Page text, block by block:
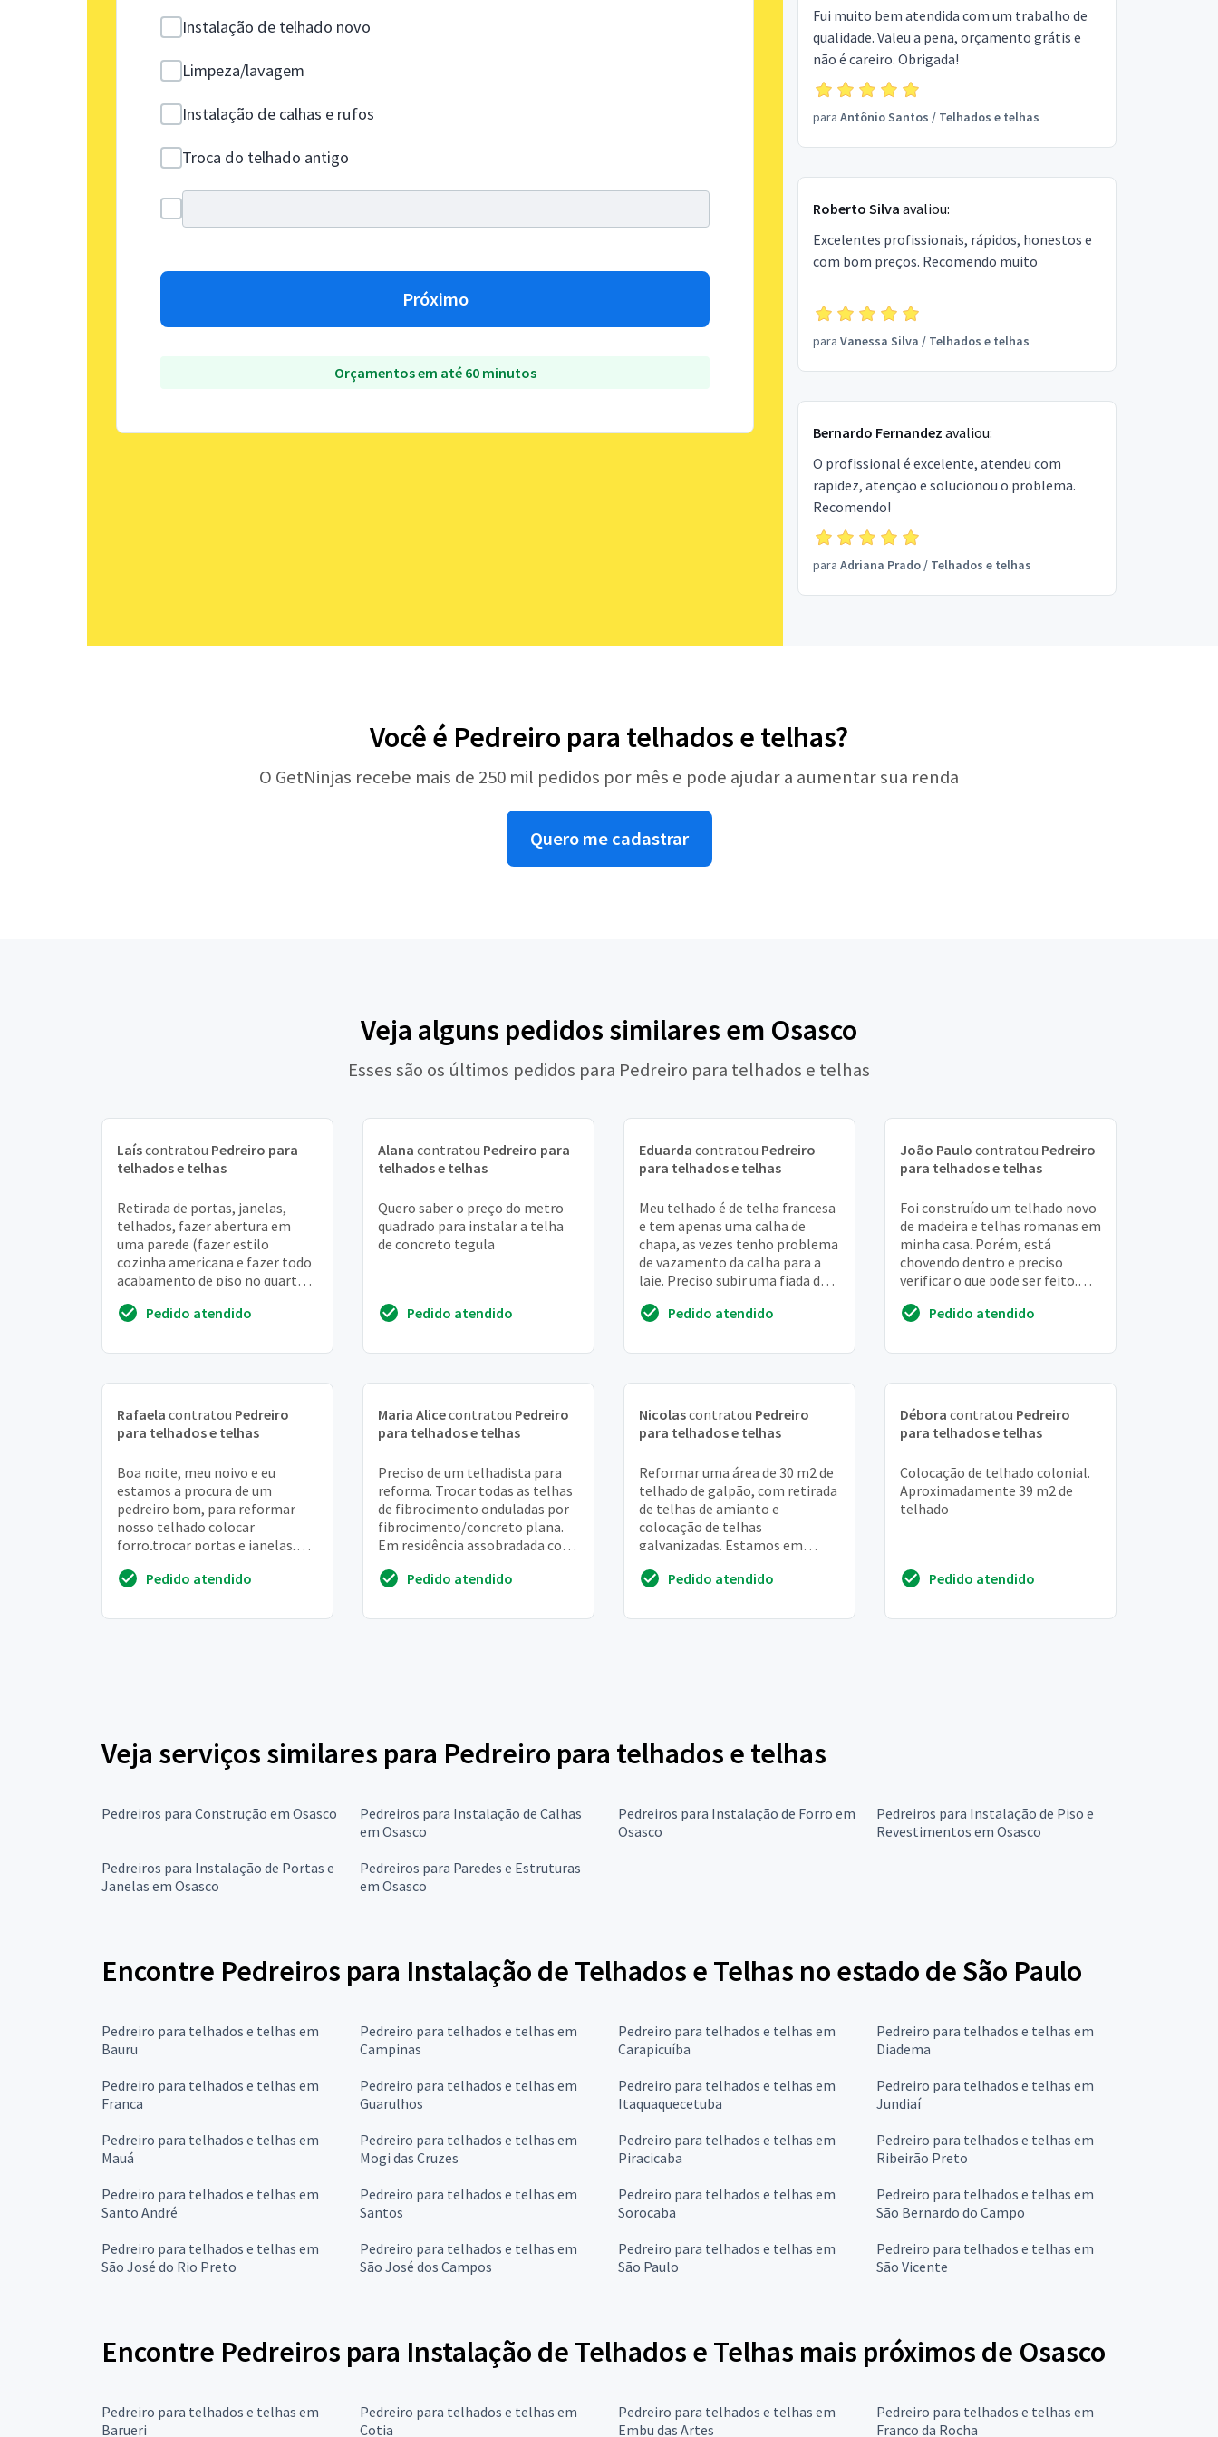
Instalação de telhado novo
Limpeza/lavagem
Instalação de calhas e rufos
Troca do telhado antigo
Próximo
Orçamentos em até 60 minutos
Fui muito bem atendida com um trabalho de
qualidade. Valeu a pena, orçamento grátis e
não é careiro. Obrigada!
para Antônio Santos / Telhados e telhas
Roberto Silva avaliou:
Excelentes profissionais, rápidos, honestos e
com bom preços. Recomendo muito
para Vanessa Silva / Telhados e telhas
Bernardo Fernandez avaliou:
O profissional é excelente, atendeu com
rapidez, atenção e solucionou o problema.
Recomendo!
para Adriana Prado/ Telhados e telhas
Você é Pedreiro para telhados e telhas?
O GetNinjas recebe mais de 250 mil pedidos por mês e pode ajudar a aumentar sua renda
Quero me cadastrar
Veja alguns pedidos similares em Osasco
Esses são os últimos pedidos para Pedreiro para telhados e telhas
Laíscontratou Pedreiro para
telhados e telhas
Retirada de portas, janelas,
telhados, fazer abertura em
uma parede (fazer estilo
cozinha americana e fazer todo
acabamento de piso no quarto,
azulejo) banheiro...
Pedido atendido
Alana contratou Pedreiro para
telhados e telhas
Quero saber o preço do metro
quadrado para instalar a telha
de concreto tegula
Pedido atendido
Eduarda contratou Pedreiro
para telhados e telhas
Meu telhado é de telha francesa
e tem apenas uma calha de
chapa, as vezes tenho problema
de vazamento da calha para a
laje. Preciso subir uma fiada de
alvenaria...
Pedido atendido
João Paulo contratou Pedreiro
para telhados e telhas
Foi construído um telhado novo
de madeira e telhas romanas em
minha casa. Porém, está
chovendo dentro e preciso
verificar o que pode ser feito.
alterar a inclina...
Pedido atendido
Rafaela contratou Pedreiro
para telhados e telhas
Boa noite, meu noivo e eu
estamos a procura de um
pedreiro bom, para reformar
nosso telhado colocar
forro,trocar portas e janelas,
azulejos na cozinha. Precisam...
Pedido atendido
Maria Alicecontratou Pedreiro
para telhados e telhas
Preciso de um telhadista para
reforma. Trocar todas as telhas
de fibrocimento onduladas por
fibrocimento/concreto plana.
Em residência assobradada com
metragem ...
Pedido atendido
Nicolascontratou Pedreiro
para telhados e telhas
Reformar uma área de 30 m2 de
telhado de galpão, com retirada
de telhas de amianto e
colocação de telhas
galvanizadas. Estamos em
Pedido atendido
Débora contratou Pedreiro
para telhados e telhas
Colocação de telhado colonial.
Aproximadamente 39 m2 de
telhado
Pedido atendido
Veja serviços similares para Pedreiro para telhados e telhas
Pedreiros para Construção em Osasco
Pedreiros para Instalação de Calhas
em Osasco
Pedreiros para Instalação de Forro em
Osasco
Pedreiros para Instalação de Piso e
Revestimentos em Osasco
Pedreiros para Instalação de Portas e
Janelas em Osasco
Pedreiros para Paredes e Estruturas
em Osasco
Encontre Pedreiros para Instalação de Telhados e Telhas no estado de São Paulo
Pedreiro para telhados e telhas em
Bauru
Pedreiro para telhados e telhas em
Campinas
Pedreiro para telhados e telhas em
Carapicuíba
Pedreiro para telhados e telhas em
Diadema
Pedreiro para telhados e telhas em
Franca
Pedreiro para telhados e telhas em
Guarulhos
Pedreiro para telhados e telhas em
Itaquaquecetuba
Pedreiro para telhados e telhas em
Jundiaí
Pedreiro para telhados e telhas em
Mauá
Pedreiro para telhados e telhas em
Mogi das Cruzes
Pedreiro para telhados e telhas em
Piracicaba
Pedreiro para telhados e telhas em
Ribeirão Preto
Pedreiro para telhados e telhas em
Santo André
Pedreiro para telhados e telhas em
Santos
Pedreiro para telhados e telhas em
Sorocaba
Pedreiro para telhados e telhas em
São Bernardo do Campo
Pedreiro para telhados e telhas em
São José do Rio Preto
Pedreiro para telhados e telhas em
São José dos Campos
Pedreiro para telhados e telhas em
São Paulo
Pedreiro para telhados e telhas em
São Vicente
Encontre Pedreiros para Instalação de Telhados e Telhas mais próximos de Osasco
Pedreiro para telhados e telhas em
Barueri
Pedreiro para telhados e telhas em
Cotia
Pedreiro para telhados e telhas em
Embu das Artes
Pedreiro para telhados e telhas em
Franco da Rocha